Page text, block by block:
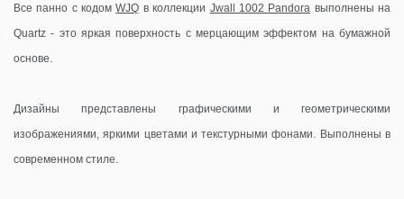
Все панно c кодомWJQ в коллекции Jwall 1002 Pandora выполнены на
Quartz - это яркая поверхность с мерцающим эффектом на бумажной
основе.
Дизайны представлены графическими и геометрическими
изображениями, яркими цветами и текстурными фонами. Выполнены в
современном стиле.